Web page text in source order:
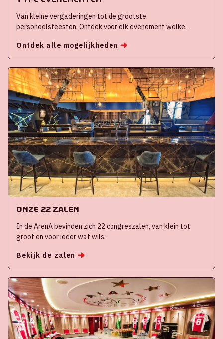
Van kleine vergaderingen tot de grootste
personeelsfeesten. Ontdek voor elk evenement welke
Ontdek alle mogelijkheden
Onze 22 zalen
In de ArenA bevinden zich 22 congreszalen, van klein tot
groot en voor ieder wat wils.
Bekijk de zalen